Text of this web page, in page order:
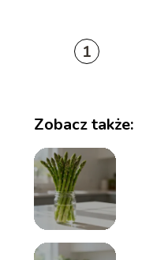
1
Zobacz także: